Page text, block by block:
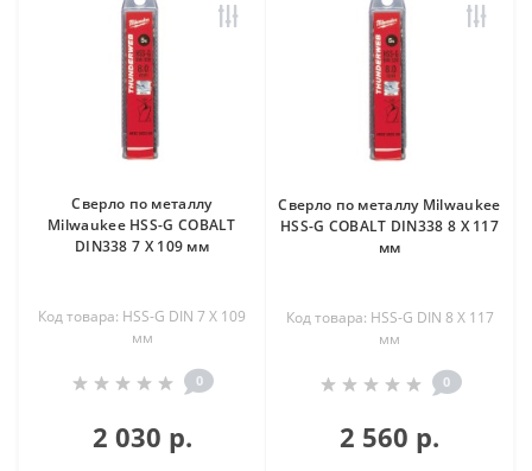
Сверло по металлу
Milwaukee HSS-G COBALT
DIN338 7 X 109 мм
Код товара: HSS-G DIN 7 X 109
мм
0
2 030 р.
Сверло по металлу Milwaukee
HSS-G COBALT DIN338 8 X 117
мм
Код товара: HSS-G DIN 8 X 117
мм
0
2 560 р.